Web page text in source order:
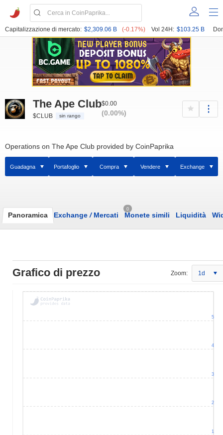
Capitalizzazione di mercato: $2,309.06 B (-0.17%) Vol 24H: $103.25 B
The Ape Club
$CLUB sin rango
$0.00
(0.00%)
Operations on The Ape Club provided by CoinPaprika
Guadagna Portafoglio Compra Vendere Exchange
Panoramica Exchange /Mercati
0
Monete simili Liquidità
Grafico di prezzo Zoom: 1d
1
2
3
4
5